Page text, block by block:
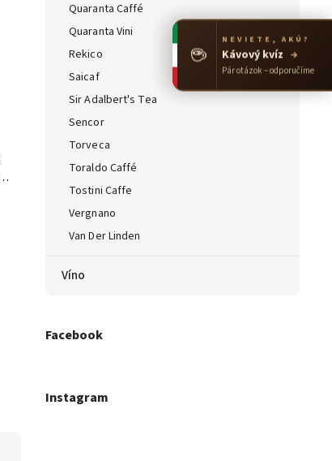
Quaranta Caffé
Quaranta Vini
Rekico
Saicaf
Sir Adalbert's Tea
Sencor
Torveca
Toraldo Caffé
Tostini Caffe
Vergnano
Van Der Linden
Víno
Facebook
Instagram
☕ NEVIETE, AKÚ?
Kávový kvíz →
Pár otázok – odporučíme